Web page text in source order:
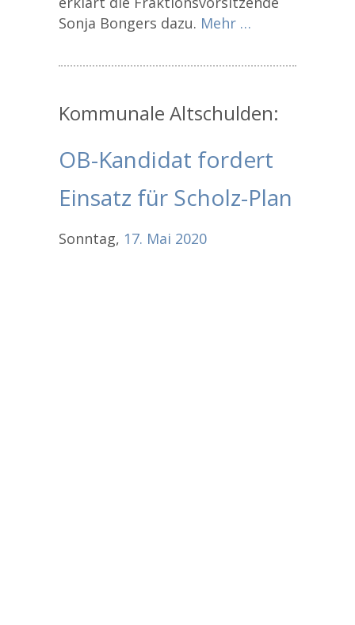
Sonja Bongers dazu. Mehr …
Kommunale Altschulden:
OB-Kandidat fordert
Einsatz für Scholz-Plan
Sonntag, 17. Mai 2020